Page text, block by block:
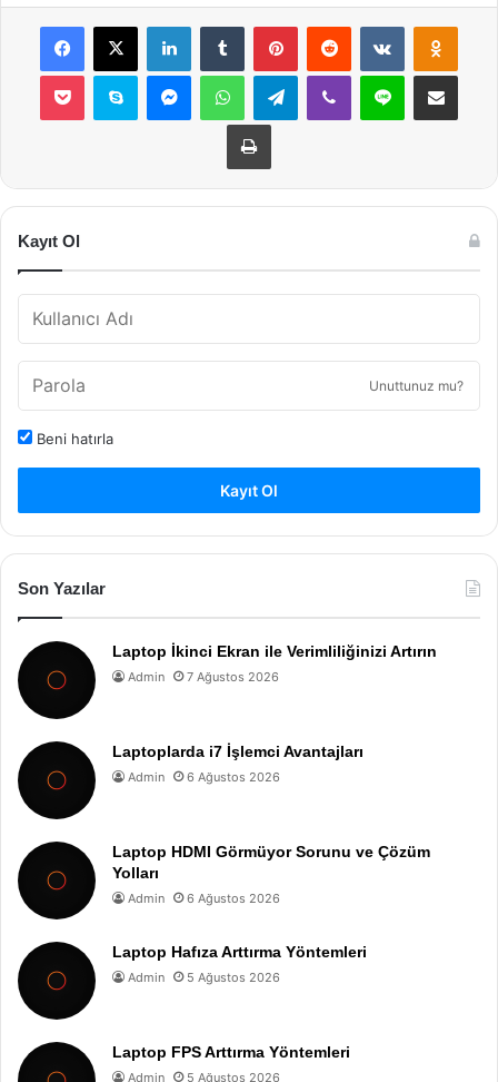
Facebook
X LinkedInTumblr PinterestReddit VKontakte
Pocket Skype MessengerWhatsAppTelegramViber Line E-Posta ile
Yazdır
Kayıt Ol
Unuttunuz mu?
Beni hatırla
Kayıt Ol
Son Yazılar
Laptop İkinci Ekran ile Verimliliğinizi Artırın
Admin 7 Ağustos 2026
Laptoplarda i7 İşlemci Avantajları
Admin 6 Ağustos 2026
Laptop HDMI Görmüyor Sorunu ve Çözüm
Yolları
Admin 6 Ağustos 2026
Laptop Hafıza Arttırma Yöntemleri
Admin 5 Ağustos 2026
Laptop FPS Arttırma Yöntemleri
Admin 5 Ağustos 2026